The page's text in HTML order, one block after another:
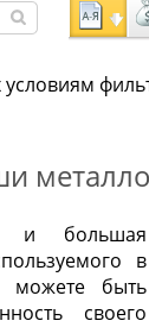
и большая
в
можете быть
своего